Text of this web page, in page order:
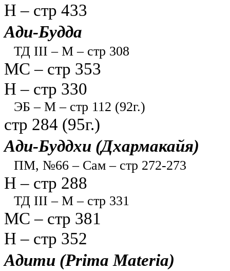
Н – стр 433
Ади-Будда
ТД III – М – стр 308
МС – стр 353
Н – стр 330
ЭБ – М – стр 112 (92г.)
стр 284 (95г.)
Ади-Буддхи (Дхармакайя)
ПМ, №66 – Сам – стр 272-273
Н – стр 288
ТД III – М – стр 331
МС – стр 381
Н – стр 352
Адити (Prima Materia)